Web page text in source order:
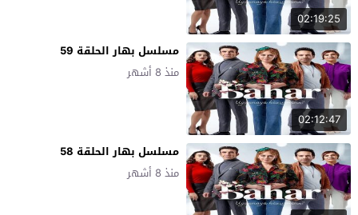
02:19:25
02:12:47
مسلسل بهار الحلقة 59
منذ 8 أشهر
مسلسل بهار الحلقة 58
منذ 8 أشهر